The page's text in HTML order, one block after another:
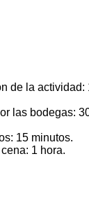
de la actividad:
las bodegas:
15 minutos.
1 hora.